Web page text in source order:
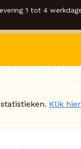
1 tot 4
Klik hier